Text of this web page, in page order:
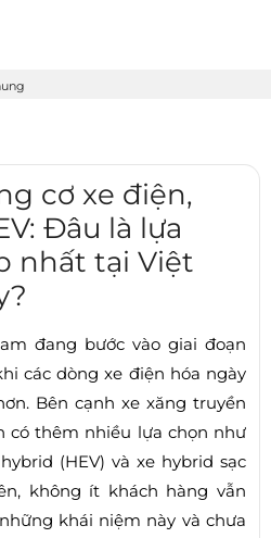
cơ xe điện,
Đâu là lựa
nhất tại Việt
đang bước vào giai đoạn
các dòng xe điện hóa ngày
Bên cạnh xe xăng truyền
có thêm nhiều lựa chọn như
(HEV) và xe hybrid sạc
không ít khách hàng vẫn
khái niệm này và chưa